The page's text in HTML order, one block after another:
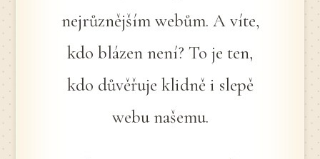
nejrůznějším webům. A víte,
kdo blázen není? To je ten,
kdo důvěřuje klidně i slepě
webu našemu.